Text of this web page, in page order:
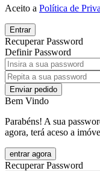
Aceito a Política de
Entrar
Recuperar Password
Definir Password
Enviar pedido
Bem Vindo
Parabéns! A sua
agora, terá aceso a
entrar agora
Recuperar Password